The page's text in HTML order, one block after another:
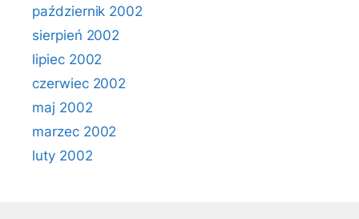
październik 2002
sierpień 2002
lipiec 2002
czerwiec 2002
maj 2002
marzec 2002
luty 2002